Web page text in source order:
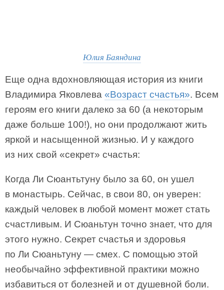
Юлия Баяндина
Еще одна вдохновляющая история из книги
Владимира Яковлева «Возраст счастья». Всем
героям его книги далеко за 60 (а некоторым
даже больше 100!), но они продолжают жить
яркой и насыщенной жизнью. И у каждого
из них свой «секрет» счастья:
Когда Ли Сюантьтуну было за 60, он ушел
в монастырь. Сейчас, в свои 80, он уверен:
каждый человек в любой момент может стать
счастливым. И Сюаньтун точно знает, что для
этого нужно. Секрет счастья и здоровья
по Ли Сюаньтуну — смех. С помощью этой
необычайно эффективной практики можно
избавиться от болезней и от душевной боли.